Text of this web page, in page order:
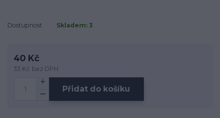
Dostupnost Skladem: 3
40 Kč
33 Kč bez DPH
Přidat do košíku